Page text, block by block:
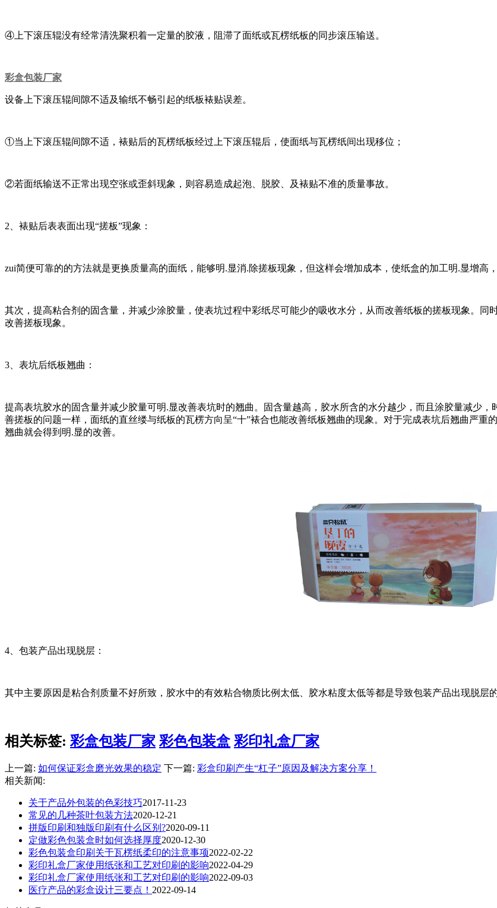
④上下滚压辊没有经常清洗聚积着一定量的胶液，阻滞了面纸或瓦楞纸板的同步滚压输送。
彩盒包装厂家
设备上下滚压辊间隙不适及输纸不畅引起的纸板裱贴误差。
①当上下滚压辊间隙不适，裱贴后的瓦楞纸板经过上下滚压辊后，使面纸与瓦楞纸间出现移位；
②若面纸输送不正常出现空张或歪斜现象，则容易造成起泡、脱胶、及裱贴不准的质量事故。
2、裱贴后表表面出现“搓板”现象：
zui简便可靠的的方法就是更换质量高的面纸，能够明.显消.除搓板现象，但这样会增加成本，使纸盒的加工明.显增高
其次，提高粘合剂的固含量，并减少涂胶量，使表坑过程中彩纸尽可能少的吸收水分，从而改善纸板的搓板现象。同
改善搓板现象。
3、表坑后纸板翘曲：
提高表坑胶水的固含量并减少胶量可明.显改善表坑时的翘曲。固含量越高，胶水所含的水分越少，而且涂胶量减少
善搓板的问题一样，面纸的直丝缕与纸板的瓦楞方向呈“十”裱合也能改善纸板翘曲的现象。对于完成表坑后翘曲严重
翘曲就会得到明.显的改善。
4、包装产品出现脱层：
其中主要原因是粘合剂质量不好所致，胶水中的有效粘合物质比例太低、胶水粘度太低等都是导致包装产品出现脱层的
相关标签: 彩盒包装厂家 彩色包装盒 彩印礼盒厂家
上一篇: 如何保证彩盒磨光效果的稳定 下一篇: 彩盒印刷产生“杠子”原因及解决方案分享！
相关新闻:
关于产品外包装的色彩技巧2017-11-23
常见的几种茶叶包装方法2020-12-21
拼版印刷和独版印刷有什么区别?2020-09-11
定做彩色包装盒时如何选择厚度2020-12-30
彩色包装盒印刷关于瓦楞纸柔印的注意事项2022-02-22
​彩印礼盒厂家使用纸张和工艺对印刷的影响2022-04-29
​彩印礼盒厂家使用纸张和工艺对印刷的影响2022-09-03
医疗产品的彩盒设计三要点！ 2022-09-14